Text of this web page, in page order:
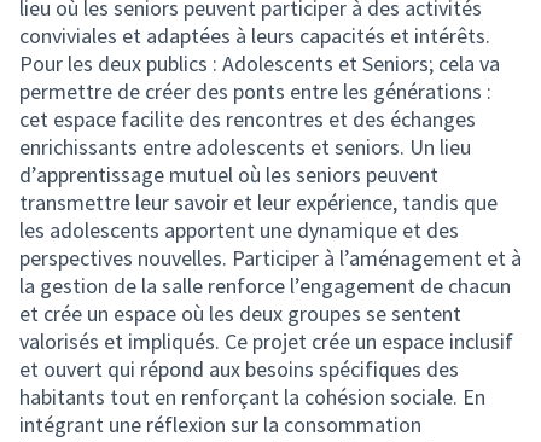
lieu où les seniors peuvent participer à des activités
conviviales et adaptées à leurs capacités et intérêts.
Pour les deux publics : Adolescents et Seniors; cela va
permettre de créer des ponts entre les générations :
cet espace facilite des rencontres et des échanges
enrichissants entre adolescents et seniors. Un lieu
d’apprentissage mutuel où les seniors peuvent
transmettre leur savoir et leur expérience, tandis que
les adolescents apportent une dynamique et des
perspectives nouvelles. Participer à l’aménagement et à
la gestion de la salle renforce l’engagement de chacun
et crée un espace où les deux groupes se sentent
valorisés et impliqués. Ce projet crée un espace inclusif
et ouvert qui répond aux besoins spécifiques des
habitants tout en renforçant la cohésion sociale. En
intégrant une réflexion sur la consommation